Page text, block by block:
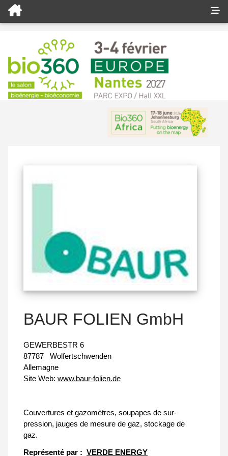
BAUR FOLIEN GmbH
GEWERBESTR 6
87787
Wolfertschwenden
Allemagne
Site Web: www.baur-folien.de
Couvertures et gazomètres, soupapes de sur-
pression, jauges de mesure de gaz, stockage de
gaz.
Représenté par : VERDE ENERGY